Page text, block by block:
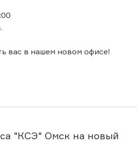
вас в нашем новом офисе!
"КСЭ" Омск на новый